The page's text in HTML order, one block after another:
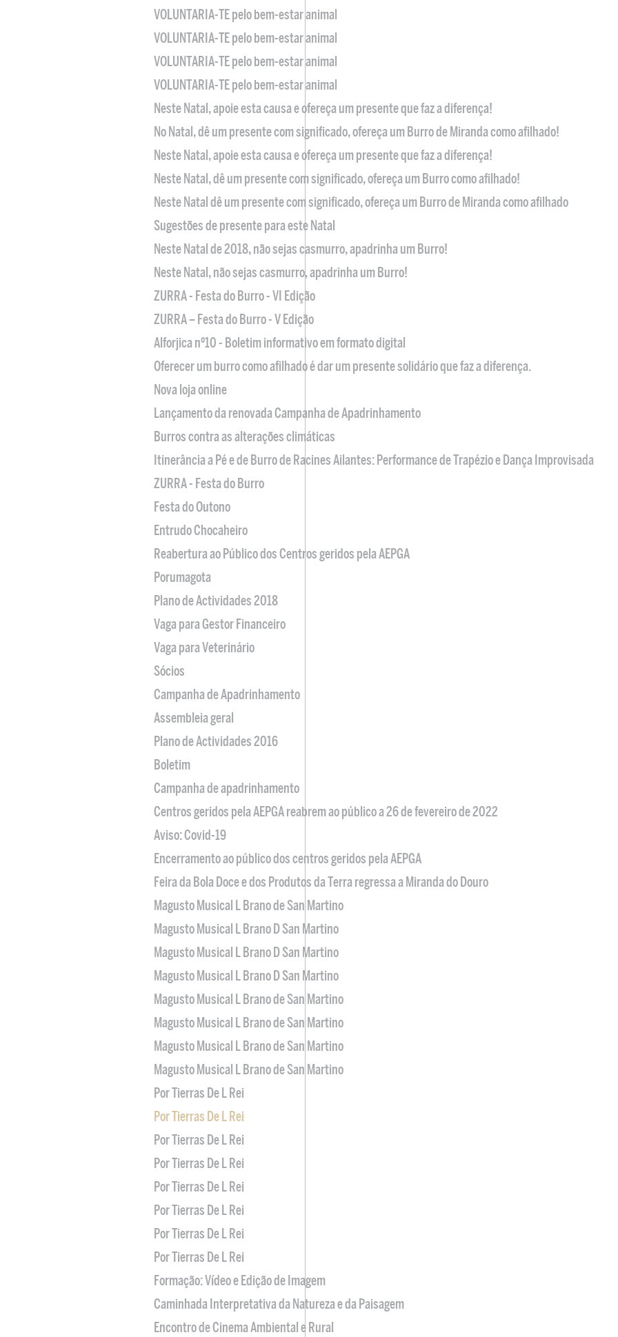
VOLUNTARIA-TE pelo bem-estar animal
VOLUNTARIA-TE pelo bem-estar animal
VOLUNTARIA-TE pelo bem-estar animal
VOLUNTARIA-TE pelo bem-estar animal
Neste Natal, apoie esta causa e ofereça um presente que faz a diferença!
No Natal, dê um presente com significado, ofereça um Burro de Miranda como afilhado!
Neste Natal, apoie esta causa e ofereça um presente que faz a diferença!
Neste Natal, dê um presente com significado, ofereça um Burro como afilhado!
Neste Natal dê um presente com significado, ofereça um Burro de Miranda como afilhado
Sugestões de presente para este Natal
Neste Natal de 2018, não sejas casmurro, apadrinha um Burro!
Neste Natal, não sejas casmurro, apadrinha um Burro!
ZURRA - Festa do Burro - VI Edição
ZURRA – Festa do Burro - V Edição
Alforjica nº10 - Boletim informativo em formato digital
Oferecer um burro como afilhado é dar um presente solidário que faz a diferença.
Nova loja online
Lançamento da renovada Campanha de Apadrinhamento
Burros contra as alterações climáticas
Itinerância a Pé e de Burro de Racines Ailantes: Performance de Trapézio e Dança Improvisada
ZURRA - Festa do Burro
Festa do Outono
Entrudo Chocaheiro
Reabertura ao Público dos Centros geridos pela AEPGA
Porumagota
Plano de Actividades 2018
Vaga para Gestor Financeiro
Vaga para Veterinário
Sócios
Campanha de Apadrinhamento
Assembleia geral
Plano de Actividades 2016
Boletim
Campanha de apadrinhamento
Centros geridos pela AEPGA reabrem ao público a 26 de fevereiro de 2022
Aviso: Covid-19
Encerramento ao público dos centros geridos pela AEPGA
Feira da Bola Doce e dos Produtos da Terra regressa a Miranda do Douro
Magusto Musical L Brano de San Martino
Magusto Musical L Brano D San Martino
Magusto Musical L Brano D San Martino
Magusto Musical L Brano D San Martino
Magusto Musical L Brano de San Martino
Magusto Musical L Brano de San Martino
Magusto Musical L Brano de San Martino
Magusto Musical L Brano de San Martino
Por Tierras De L Rei
Por Tierras De L Rei
Por Tierras De L Rei
Por Tierras De L Rei
Por Tierras De L Rei
Por Tierras De L Rei
Por Tierras De L Rei
Por Tierras De L Rei
Formação: Vídeo e Edição de Imagem
Caminhada Interpretativa da Natureza e da Paisagem
Encontro de Cinema Ambiental e Rural